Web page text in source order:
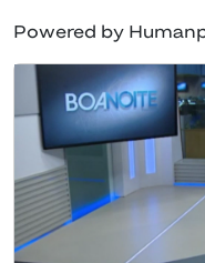
Powered by